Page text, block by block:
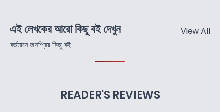
এই লেখকের আরো কিছু বই দেখুন
বর্তমানে জনপ্রিয় কিছু বই
View All
READER'S REVIEWS